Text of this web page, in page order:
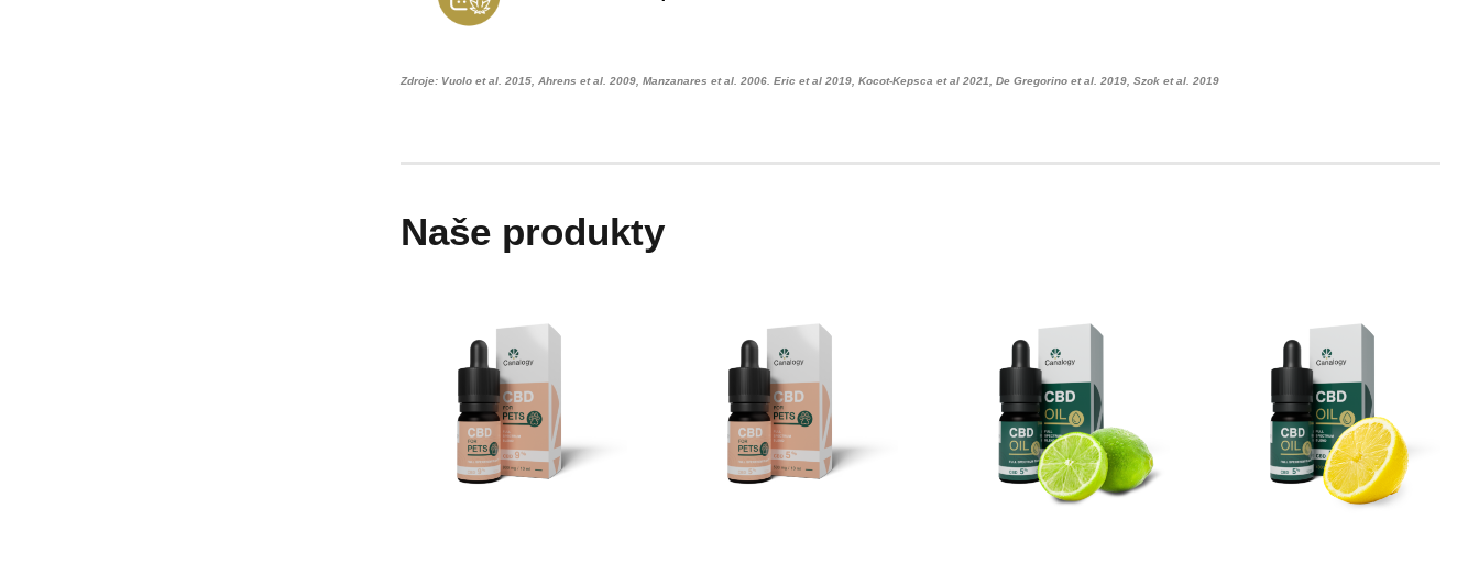
Zdroje: Vuolo et al. 2015, Ahrens et al. 2009, Manzanares et al. 2006. Eric et al 2019, Kocot-Kepsca et al 2021, De Gregorino et al. 2019, Szok et al. 2019
Naše produkty